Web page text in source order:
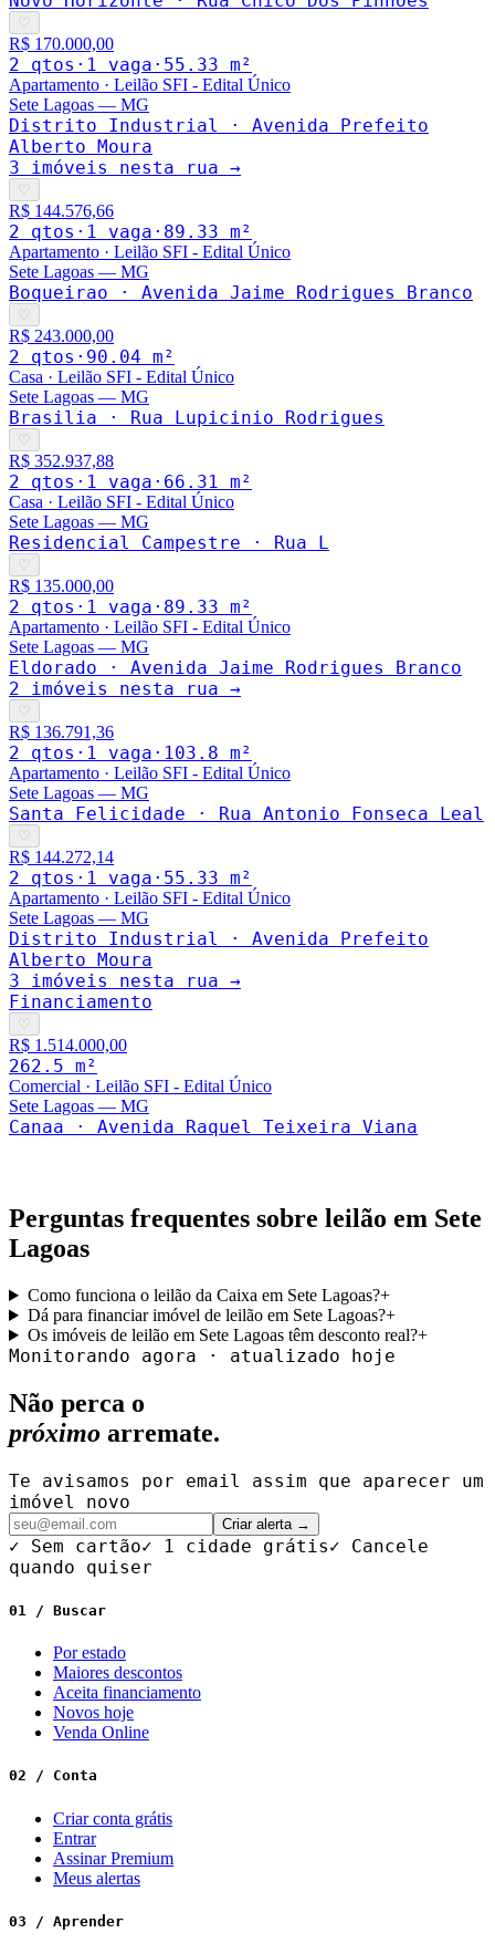
♡
R$ 170.000,00
2 qtos · 1 vaga · 55.33 m²
Apartamento · Leilão SFI - Edital Único
Sete Lagoas — MG
Distrito Industrial · Avenida Prefeito
Alberto Moura
3 imóveis nesta rua →
♡
R$ 144.576,66
2 qtos · 1 vaga · 89.33 m²
Apartamento · Leilão SFI - Edital Único
Sete Lagoas — MG
Boqueirao · Avenida Jaime Rodrigues Branco
♡
R$ 243.000,00
2 qtos · 90.04 m²
Casa · Leilão SFI - Edital Único
Sete Lagoas — MG
Brasilia · Rua Lupicinio Rodrigues
♡
R$ 352.937,88
2 qtos · 1 vaga · 66.31 m²
Casa · Leilão SFI - Edital Único
Sete Lagoas — MG
Residencial Campestre · Rua L
♡
R$ 135.000,00
2 qtos · 1 vaga · 89.33 m²
Apartamento · Leilão SFI - Edital Único
Sete Lagoas — MG
Eldorado · Avenida Jaime Rodrigues Branco
2 imóveis nesta rua →
♡
R$ 136.791,36
2 qtos · 1 vaga · 103.8 m²
Apartamento · Leilão SFI - Edital Único
Sete Lagoas — MG
Santa Felicidade · Rua Antonio Fonseca Leal
♡
R$ 144.272,14
2 qtos · 1 vaga · 55.33 m²
Apartamento · Leilão SFI - Edital Único
Sete Lagoas — MG
Distrito Industrial · Avenida Prefeito
Alberto Moura
3 imóveis nesta rua →
Financiamento
♡
R$ 1.514.000,00
262.5 m²
Comercial · Leilão SFI - Edital Único
Sete Lagoas — MG
Canaa · Avenida Raquel Teixeira Viana
Perguntas frequentes sobre leilão em Sete
Lagoas
Como funciona o leilão da Caixa em Sete Lagoas?+
Dá para financiar imóvel de leilão em Sete Lagoas?+
Os imóveis de leilão em Sete Lagoas têm desconto real?+
Monitorando agora · atualizado hoje
Não perca o
próximo arremate.
Te avisamos por email assim que aparecer um
imóvel novo
Criar alerta →
✓ Sem cartão✓ 1 cidade grátis✓ Cancele
quando quiser
01 / Buscar
Por estado
Maiores descontos
Aceita financiamento
Novos hoje
Venda Online
02 / Conta
Criar conta grátis
Entrar
Assinar Premium
Meus alertas
03 / Aprender